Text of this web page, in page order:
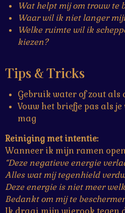
Wat helpt mij om trouw te
Waar wil ik niet langer
Welke ruimte wil ik
kiezen?
Tips & Tricks
Gebruik water of zout
Vouw het briefje pas als
mag
Reiniging met intentie:
Wanneer ik mijn ramen
“Deze negatieve energie
Alles wat mij tegenhield
Deze energie is niet meer
Bedankt om mij te